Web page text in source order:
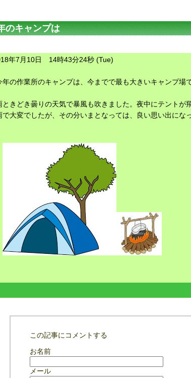
のキャンプは
年7月10日 14時43分24秒 (Tue)
年の作業所のキャンプは、今までで最も大きいキャンプ場
ときどき曇りの天気で暴風も吹きました。夜中にテントが
で大変でしたが、その分いまとなっては、良い思い出にな
この記事にコメントする
お名前
メール